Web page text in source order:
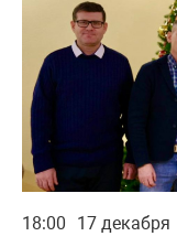
18:00 17 декабря